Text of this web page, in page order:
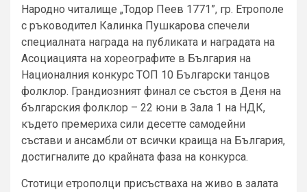
Народно читалище „Тодор Пеев 1771”, гр. Етрополе
с ръководител Калинка Пушкарова спечели
специалната награда на публиката и наградата на
Асоциацията на хореографите в България на
Националния конкурс ТОП 10 Български танцов
фолклор. Грандиозният финал се състоя в Деня на
българския фолклор – 22 юни в Зала 1 на НДК,
където премериха сили десетте самодейни
състави и ансамбли от всички краища на България,
достигналите до крайната фаза на конкурса.
Стотици етрополци присъстваха на живо в залата